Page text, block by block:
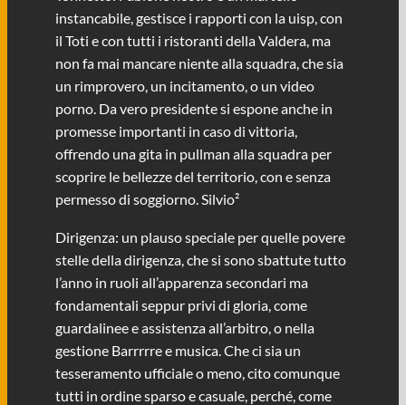
instancabile, gestisce i rapporti con la uisp, con
il Toti e con tutti i ristoranti della Valdera, ma
non fa mai mancare niente alla squadra, che sia
un rimprovero, un incitamento, o un video
porno. Da vero presidente si espone anche in
promesse importanti in caso di vittoria,
offrendo una gita in pullman alla squadra per
scoprire le bellezze del territorio, con e senza
permesso di soggiorno. Silvio²
Dirigenza: un plauso speciale per quelle povere
stelle della dirigenza, che si sono sbattute tutto
l’anno in ruoli all’apparenza secondari ma
fondamentali seppur privi di gloria, come
guardalinee e assistenza all’arbitro, o nella
gestione Barrrrre e musica. Che ci sia un
tesseramento ufficiale o meno, cito comunque
tutti in ordine sparso e casuale, perché, come